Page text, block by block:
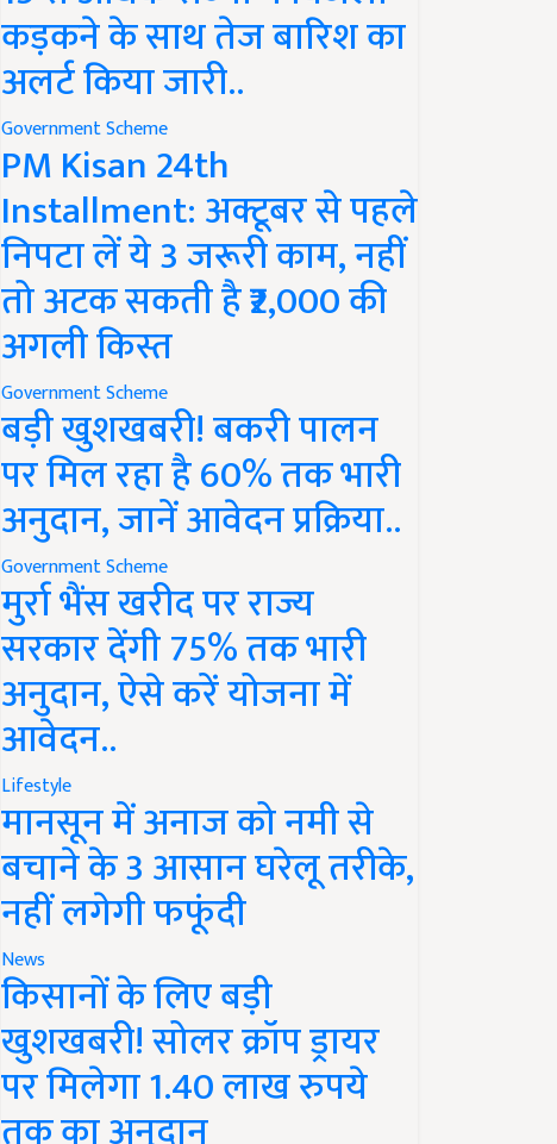
कड़कने के साथ तेज बारिश का
अलर्ट किया जारी..
Government Scheme
PM Kisan 24th
Installment: अक्टूबर से पहले
निपटा लें ये 3 जरूरी काम, नहीं
तो अटक सकती है ₹2,000 की
अगली किस्त
Government Scheme
बड़ी खुशखबरी! बकरी पालन
पर मिल रहा है 60% तक भारी
अनुदान, जानें आवेदन प्रक्रिया..
Government Scheme
मुर्रा भैंस खरीद पर राज्य
सरकार देंगी 75% तक भारी
अनुदान, ऐसे करें योजना में
आवेदन..
Lifestyle
मानसून में अनाज को नमी से
बचाने के 3 आसान घरेलू तरीके,
नहीं लगेगी फफूंदी
News
किसानों के लिए बड़ी
खुशखबरी! सोलर क्रॉप ड्रायर
पर मिलेगा 1.40 लाख रुपये